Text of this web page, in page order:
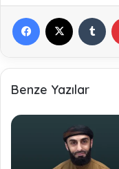
Benze Yazılar